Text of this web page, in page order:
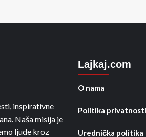
inspirativne
Naša misija je
ljude kroz
Lajkaj.com
O nama
Politika privatnosti
Urednička politika